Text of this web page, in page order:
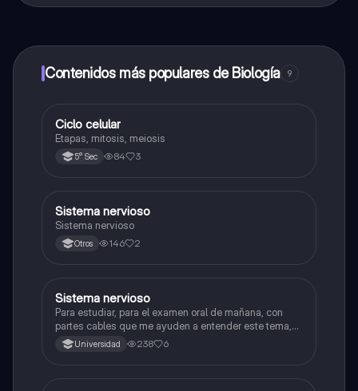
a determinadas funciones.
Contenidos más populares de Biología 9
Biología
Ciclo celular
Etapas, mitosis, meiosis
5° Sec 84 3
Biología
Sistema nervioso
Sistema nervioso
Otros 146 2
Biología
Sistema nervioso
Para estudiar, para el examen oral de mañana, con
partes cables que me ayuden a entender este tema,
porque se me complica un poco ya que el tema es
muy extenso y quisiera poder lograr entenderlo
Universidad 238 6